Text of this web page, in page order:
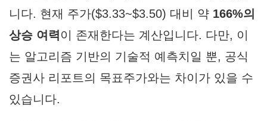
니다. 현재 주가($3.33~$3.50) 대비 약 166%의
상승 여력 이 존재한다는 계산입니다. 다만, 이
는 알고리즘 기반의 기술적 예측치일 뿐, 공식
증권사 리포트의 목표주가와는 차이가 있을 수
있습니다.